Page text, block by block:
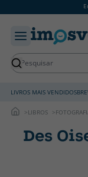
LIVROS MAIS VENDIDOS
LIBROS
Des